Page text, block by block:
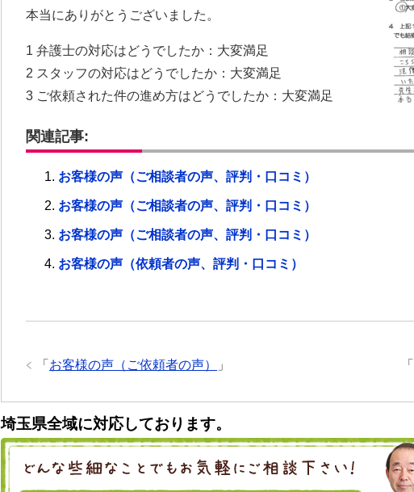
本当にありがとうございました。
1 弁護士の対応はどうでしたか：大変満足
2 スタッフの対応はどうでしたか：大変満足
3 ご依頼された件の進め方はどうでしたか：大変満足
関連記事:
お客様の声（ご相談者の声、評判・口コミ）
お客様の声（ご相談者の声、評判・口コミ）
お客様の声（ご相談者の声、評判・口コミ）
お客様の声（依頼者の声、評判・口コミ）
「
「 お客様の声（ご依頼者の声） 」
埼玉県全域に対応しております。